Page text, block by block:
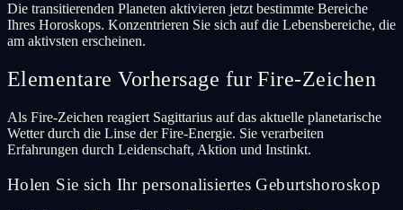
Die transitierenden Planeten aktivieren jetzt bestimmte Bereiche
Ihres Horoskops. Konzentrieren Sie sich auf die Lebensbereiche, die
am aktivsten erscheinen.
Elementare Vorhersage fur Fire-Zeichen
Als Fire-Zeichen reagiert Sagittarius auf das aktuelle planetarische
Wetter durch die Linse der Fire-Energie. Sie verarbeiten
Erfahrungen durch Leidenschaft, Aktion und Instinkt.
Holen Sie sich Ihr personalisiertes Geburtshoroskop